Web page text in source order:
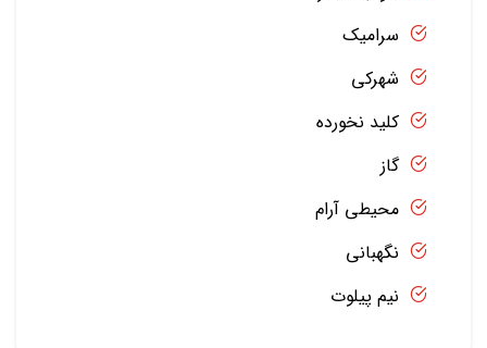
سرامیک
شهرکی
کلید نخورده
گاز
محیطی آرام
نگهبانی
نیم پیلوت